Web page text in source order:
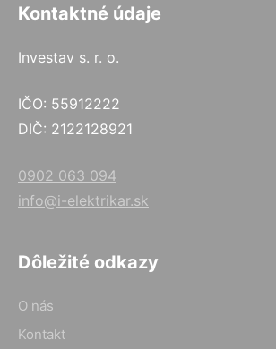
Kontaktné údaje
Investav s. r. o.
IČO: 55912222
DIČ: 2122128921
0902 063 094
info@i-elektrikar.sk
Dôležité odkazy
O nás
Kontakt